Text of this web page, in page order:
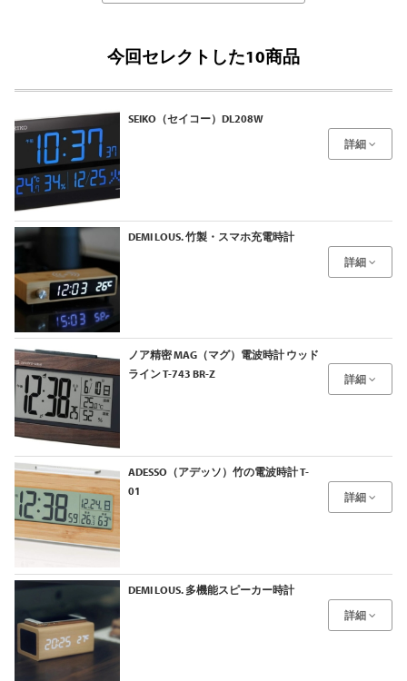
今回セレクトした10商品
SEIKO（セイコー）DL208W
詳細
DEMI LOUS. 竹製・スマホ充電時計
詳細
ノア精密 MAG（マグ）電波時計 ウッド
ライン T-743 BR-Z
詳細
ADESSO（アデッソ）竹の電波時計 T-
01
詳細
DEMI LOUS. 多機能スピーカー時計
詳細